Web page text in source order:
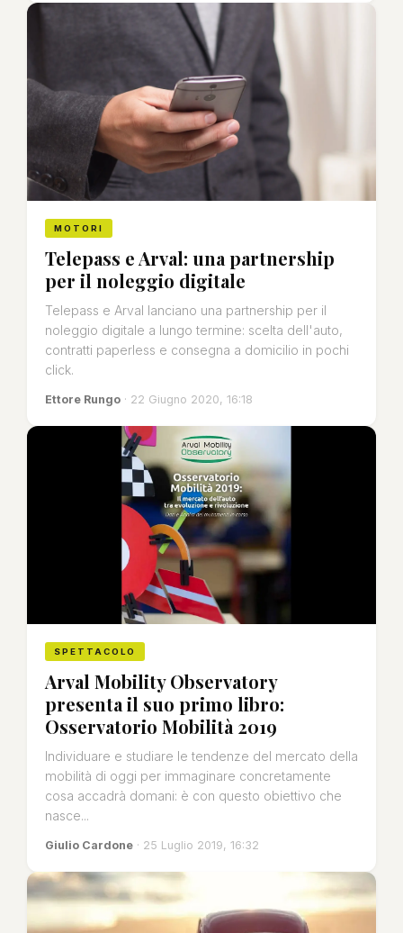
MOTORI
Telepass e Arval: una partnership
per il noleggio digitale
Telepass e Arval lanciano una partnership per il
noleggio digitale a lungo termine: scelta dell'auto,
contratti paperless e consegna a domicilio in pochi
click.
Ettore Rungo · 22 Giugno 2020, 16:18
SPETTACOLO
Arval Mobility Observatory
presenta il suo primo libro:
Osservatorio Mobilità 2019
Individuare e studiare le tendenze del mercato della
mobilità di oggi per immaginare concretamente
cosa accadrà domani: è con questo obiettivo che
nasce...
Giulio Cardone · 25 Luglio 2019, 16:32